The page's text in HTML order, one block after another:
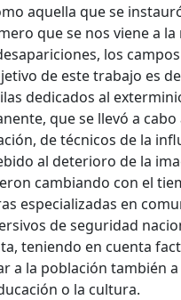
aquella que se
que se nos viene a
los
de este trabajo es
dedicados al
que se llevó a
de técnicos de la
al deterioro de la
cambiando con el
especializadas en
de seguridad
teniendo en cuenta
a la población también
o la cultura.